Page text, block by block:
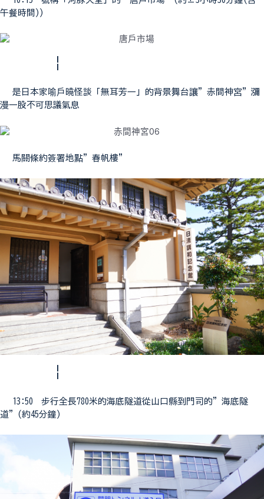
午餐時間))
¦
是日本家喻戶曉怪談「無耳芳一」的背景舞台讓”赤間神宮”瀰
漫一股不可思議氣息
馬關條約簽署地點”春帆樓”
¦
13:50 步行全長780米的海底隧道從山口縣到門司的”海底隧
道”(約45分鐘)